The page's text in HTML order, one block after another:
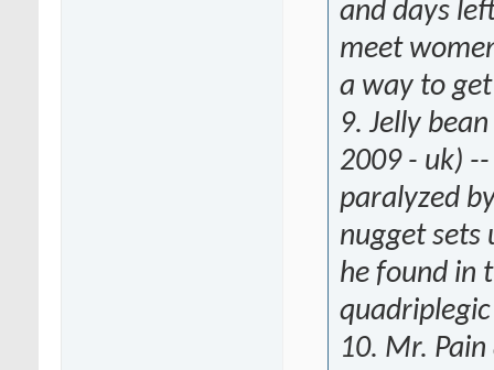
and days
meet
a way to
9. Jelly
2009 - uk)
paralyzed
nugget sets
he found in
10. Mr.